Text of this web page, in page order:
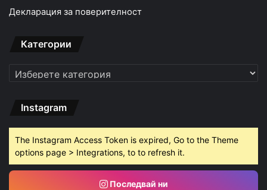
Декларация за поверителност
Категории
Категории
Instagram
The Instagram Access Token is expired, Go to the Theme
options page > Integrations, to to refresh it.
Последвай ни